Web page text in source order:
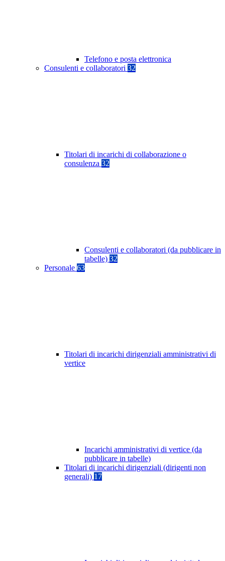
Telefono e posta elettronica
Consulenti e collaboratori 32
Titolari di incarichi di collaborazione o
consulenza 32
Consulenti e collaboratori (da pubblicare in
tabelle) 32
Personale 63
Titolari di incarichi dirigenziali amministrativi di
vertice
Incarichi amministrativi di vertice (da
pubblicare in tabelle)
Titolari di incarichi dirigenziali (dirigenti non
generali) 17